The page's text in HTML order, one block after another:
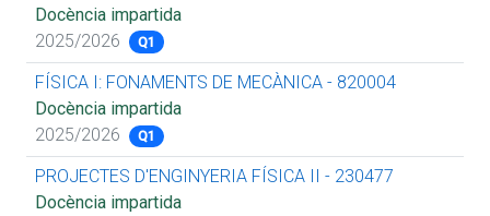
Docència impartida
2025/2026
Q1
FÍSICA I: FONAMENTS DE MECÀNICA - 820004
Docència impartida
2025/2026
Q1
PROJECTES D'ENGINYERIA FÍSICA II - 230477
Docència impartida